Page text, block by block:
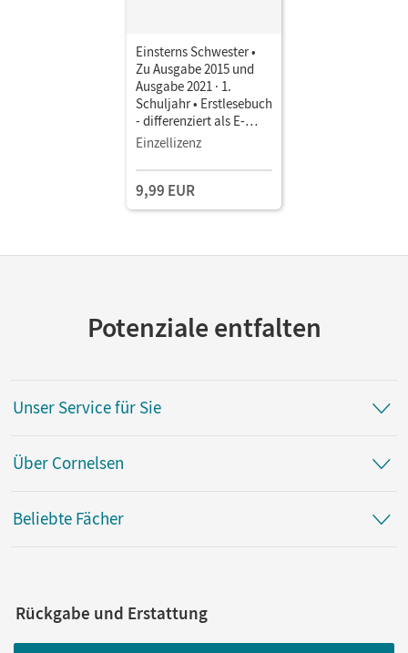
Einsterns Schwester •
Zu Ausgabe 2015 und
Ausgabe 2021 · 1.
Schuljahr • Erstlesebuch
- differenziert als E-
Book Mit Medien
Einzellizenz
9,99 EUR
Potenziale entfalten
Unser Service für Sie
Über Cornelsen
Beliebte Fächer
Rückgabe und Erstattung